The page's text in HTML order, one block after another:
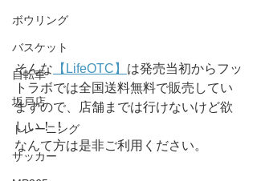
ボウリング
バスケット
自転車
坂戸店
トレーニング
サッカー
そんな 【LifeOTC】 は発売当初からフッ
トラボでは全国送料無料で販売してい
ますので、店舗までは行けないけど欲
しい！！
なんて方は是非ご利用ください。